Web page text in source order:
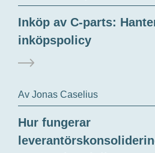
Inköp av C-parts:
inköpspolicy
Av Jonas Caselius
Hur fungerar